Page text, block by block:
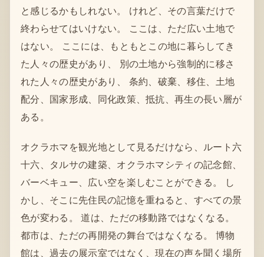
と感じるかもしれない。 けれど、その言葉だけで
終わらせてはいけない。 ここは、ただ広い土地で
はない。 ここには、もともとこの地に暮らしてき
た人々の歴史があり、 別の土地から強制的に移さ
れた人々の歴史があり、 条約、破棄、移住、土地
配分、国家形成、同化政策、抵抗、再生の長い層が
ある。
オクラホマを観光地として見るだけなら、ルート六
十六、タルサの建築、オクラホマシティの記念館、
バーベキュー、広い空を楽しむことができる。 し
かし、そこに先住民の記憶を重ねると、すべての景
色が変わる。 道は、ただの移動路ではなくなる。
都市は、ただの再開発の舞台ではなくなる。 博物
館は、過去の展示室ではなく、現在の声を聞く場所